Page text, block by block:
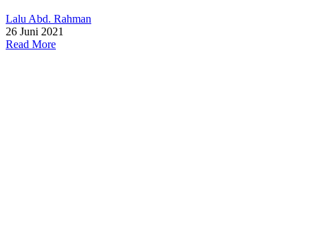
Lalu Abd. Rahman
26 Juni 2021
Read More